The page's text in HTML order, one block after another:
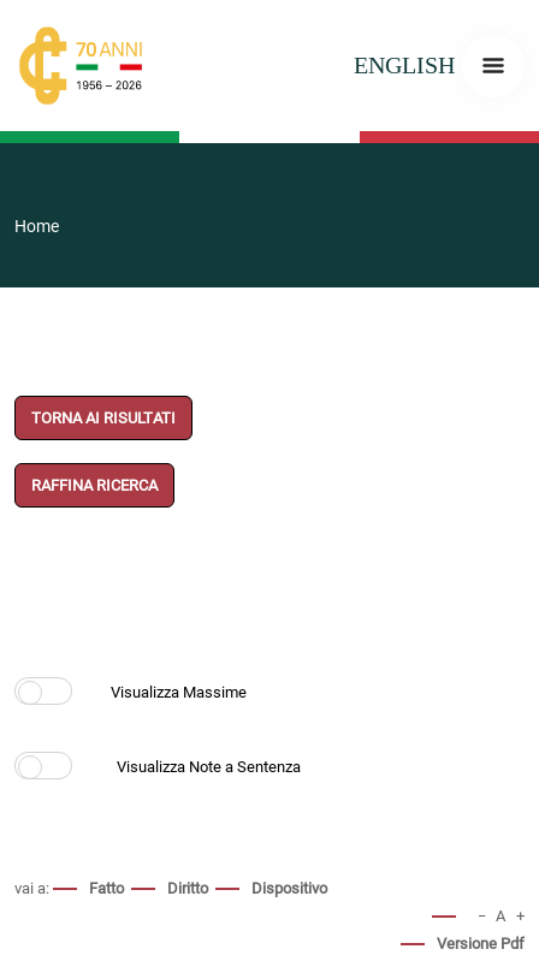
ENGLISH
Home
TORNA AI RISULTATI
RAFFINA RICERCA
vai a: Fatto Diritto
Dispositivo
− A +
Versione Pdf